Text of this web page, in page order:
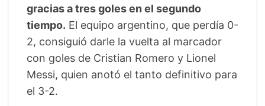
gracias a tres goles en el segundo
tiempo. El equipo argentino, que perdía 0-
2, consiguió darle la vuelta al marcador
con goles de Cristian Romero y Lionel
Messi, quien anotó el tanto definitivo para
el 3-2.